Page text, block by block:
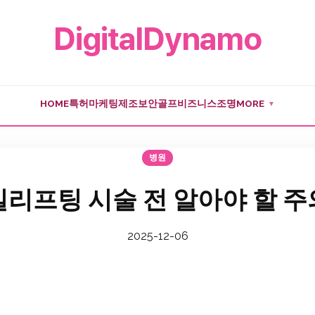
DigitalDynamo
HOME특허 마케팅제조보안골프비즈니스조명MORE ▼
병원
리프팅 시술 전 알아야 할 주
2025-12-06